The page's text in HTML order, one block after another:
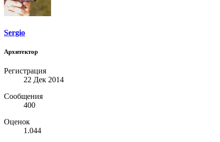
Sergio
Архитектор
Регистрация
22 Дек 2014
Сообщения
400
Оценок
1.044